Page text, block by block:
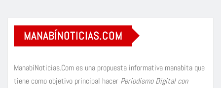
MANABÍNOTICIAS.COM
ManabíNoticias.Com es una propuesta informativa manabita que
tiene como objetivo principal hacer Periodismo Digital con